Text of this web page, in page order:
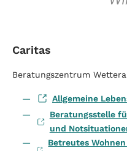
Caritas
Beratungszentrum
Allgemeine
Beratungsstelle
und
Betreutes